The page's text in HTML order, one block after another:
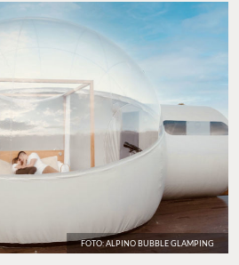
FOTO: ALPINO BUBBLE GLAMPING